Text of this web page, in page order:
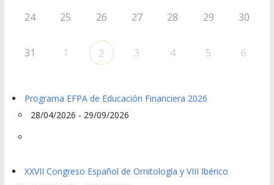
24 25 26 27 28 29 30
31 1 2 3 4 5 6
Programa EFPA de Educación Financiera 2026
28/04/2026 - 29/09/2026
XXVII Congreso Español de Ornitología y VIII Ibérico